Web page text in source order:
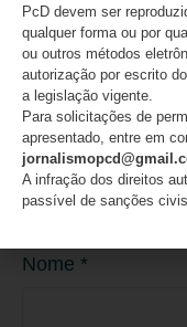
Nome *
PcD devem ser
qualquer forma ou por
ou outros métodos
autorização por escrito
a legislação vigente.
Para solicitações de
apresentado, entre em
A infração dos direitos
passível de sanções